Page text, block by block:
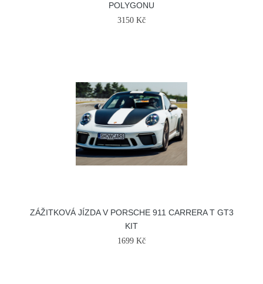
POLYGONU
3150 Kč
ZÁŽITKOVÁ JÍZDA V PORSCHE 911 CARRERA T GT3
KIT
1699 Kč